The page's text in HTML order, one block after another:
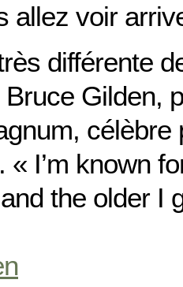
allez voir
différente
Gilden,
« I’m known
the older I